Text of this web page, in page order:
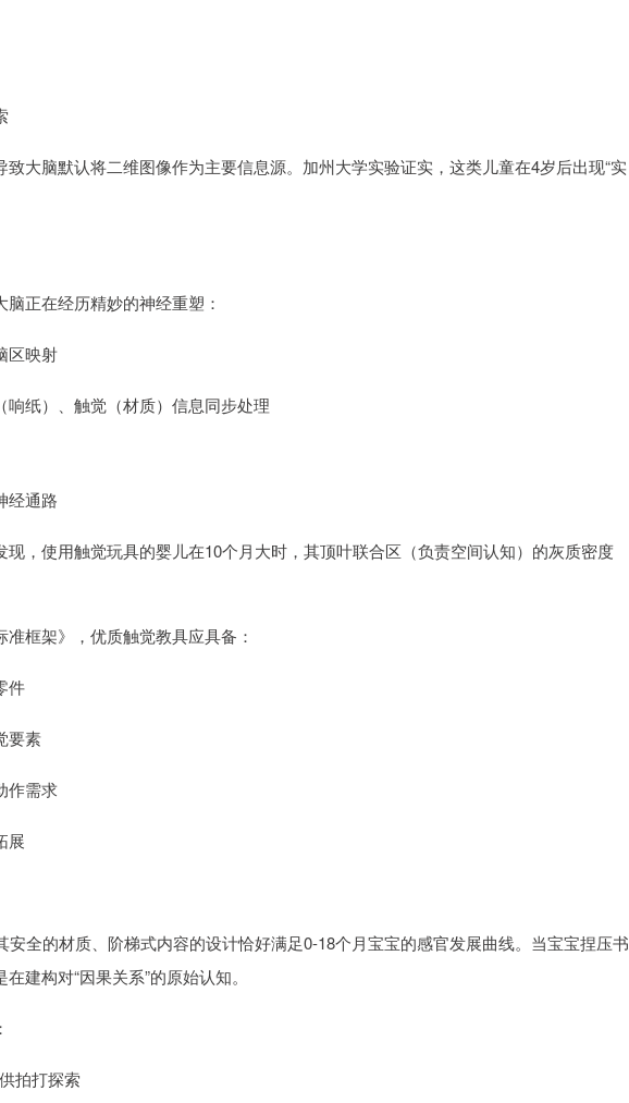
大脑默认将二维图像作为主要信息源。加州大学实验证实，这类儿童在4岁后出现“实
正在经历精妙的神经重塑：
区映射
纸）、触觉（材质）信息同步处理
经通路
现，使用触觉玩具的婴儿在10个月大时，其顶叶联合区（负责空间认知）的灰质密度
框架》，优质触觉教具应具备：
件
要素
作需求
展
全的材质、阶梯式内容的设计恰好满足0-18个月宝宝的感官发展曲线。当宝宝捏压书
建构对“因果关系”的原始认知。
拍打探索